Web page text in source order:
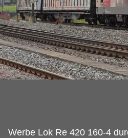
Werbe Lok Re 420 160-4